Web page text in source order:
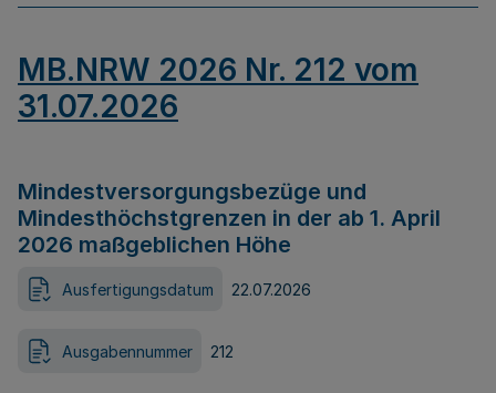
MB.NRW 2026 Nr. 212 vom
31.07.2026
Mindestversorgungsbezüge und
Mindesthöchstgrenzen in der ab 1. April
2026 maßgeblichen Höhe
Ausfertigungsdatum 22.07.2026
Ausgabennummer 212